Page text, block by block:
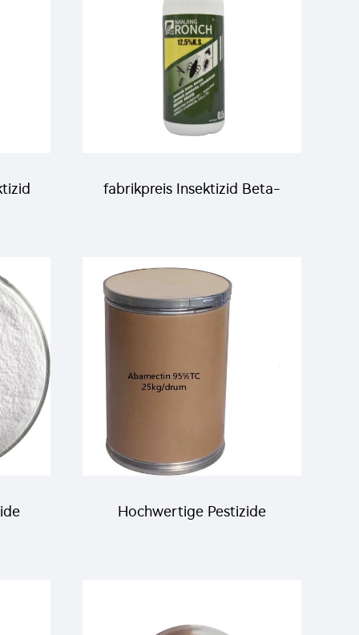
Lambda-Cyhalothrin SC mit
hoher Wirksamkeit
fabrikpreis Insektizid Beta-
2,5EC, 5%EC, 12,5EC mit
hoher Qualität
Hochwertige Pestizide